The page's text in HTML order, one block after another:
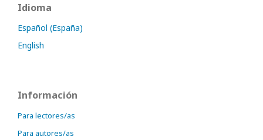
Idioma
Español (España)
English
Información
Para lectores/as
Para autores/as